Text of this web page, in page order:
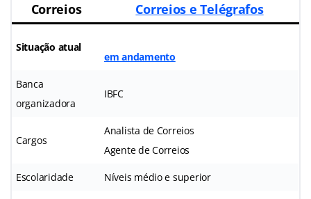
Correios
Correios e Telégrafos
Situação atual
em andamento
Banca
organizadora
IBFC
Cargos
Analista de Correios
Agente de Correios
Escolaridade Níveis médio e superior